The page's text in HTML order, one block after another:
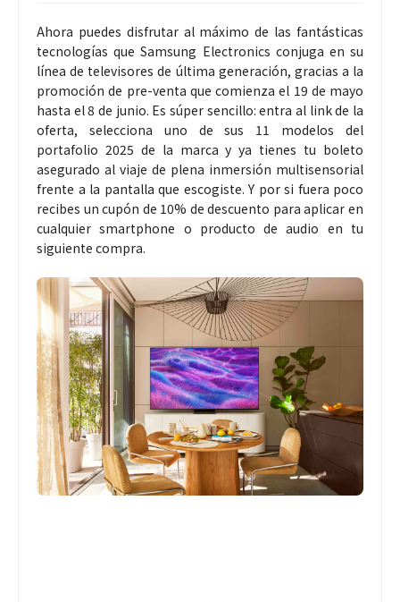
Ahora puedes disfrutar al máximo de las fantásticas
tecnologías que Samsung Electronics conjuga en su
línea de televisores de última generación, gracias a la
promoción de pre-venta que comienza el 19 de mayo
hasta el 8 de junio. Es súper sencillo: entra al link de la
oferta, selecciona uno de sus 11 modelos del
portafolio 2025 de la marca y ya tienes tu boleto
asegurado al viaje de plena inmersión multisensorial
frente a la pantalla que escogiste. Y por si fuera poco
recibes un cupón de 10% de descuento para aplicar en
cualquier smartphone o producto de audio en tu
siguiente compra.